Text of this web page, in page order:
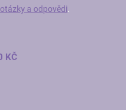
a odpovědi.
KČ